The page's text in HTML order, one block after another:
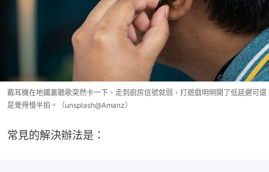
戴耳機在地鐵裏聽歌突然卡一下、走到廚房信號就弱、打遊戲明明開了低延遲可還
是覺得慢半拍。（unsplash@Amanz）
常見的解決辦法是：